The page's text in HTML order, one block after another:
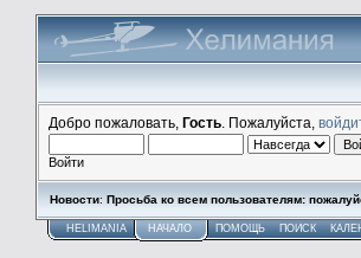
Добро пожаловать, Гость . Пожалуйста,
Войти
Новости: Просьба ко всем пользователям:
HELIMANIA НАЧАЛО ПОМОЩЬ ПОИСК